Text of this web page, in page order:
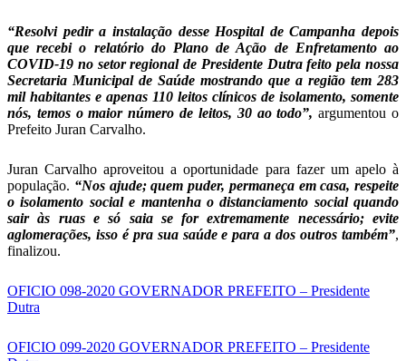
“Resolvi pedir a instalação desse Hospital de Campanha depois
que recebi o relatório do Plano de Ação de Enfretamento ao
COVID-19 no setor regional de Presidente Dutra feito pela nossa
Secretaria Municipal de Saúde mostrando que a região tem 283
mil habitantes e apenas 110 leitos clínicos de isolamento, somente
nós, temos o maior número de leitos, 30 ao todo”, argumentou o
Prefeito Juran Carvalho.
Juran Carvalho aproveitou a oportunidade para fazer um apelo à
população. “Nos ajude; quem puder, permaneça em casa, respeite
o isolamento social e mantenha o distanciamento social quando
sair às ruas e só saia se for extremamente necessário; evite
aglomerações, isso é pra sua saúde e para a dos outros também”,
finalizou.
OFICIO 098-2020 GOVERNADOR PREFEITO – Presidente
Dutra
OFICIO 099-2020 GOVERNADOR PREFEITO – Presidente